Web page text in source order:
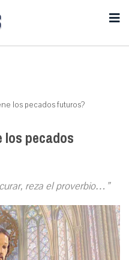
los pecados futuros?
pecados
reza el proverbio…”